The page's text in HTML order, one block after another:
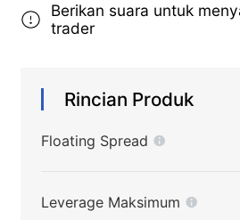
Berikan suara untuk
trader
Rincian Produk
Floating Spread
Leverage Maksimum